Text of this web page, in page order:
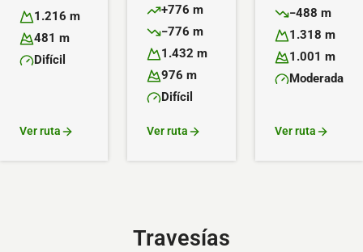
Desnivel negativo:
Altitud máxima:
1.216 m
Altitud mínima:
481 m
Dificultad:
Difícil
Ver ruta
Desnivel positivo:
+776 m
Desnivel negativo:
−776 m
Altitud máxima:
1.432 m
Altitud mínima:
976 m
Dificultad:
Difícil
Ver ruta
Desnivel
−488 m
Altitud máxima:
1.318 m
Altitud mínima:
1.001 m
Dificultad:
Moderada
Ver ruta
Travesías